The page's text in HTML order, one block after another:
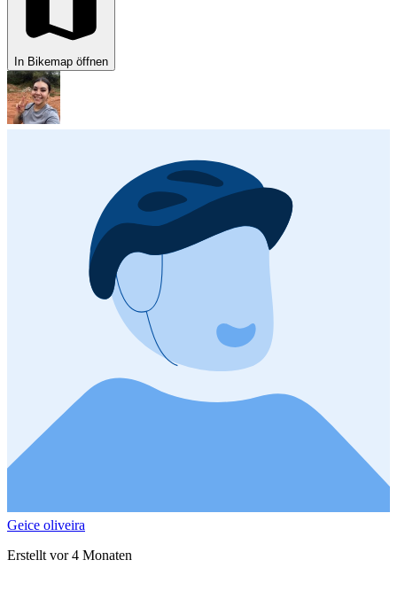
In Bikemap öffnen
Geice oliveira
Erstellt vor 4 Monaten